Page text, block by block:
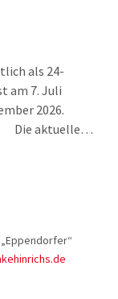
als 24-
am 7. Juli
2026.
Die aktuelle…